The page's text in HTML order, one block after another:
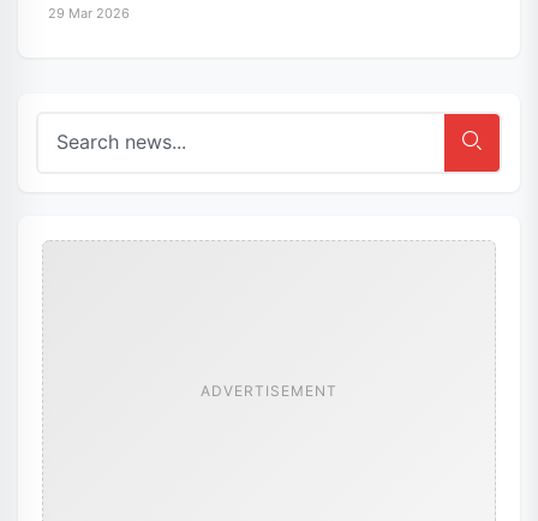
29 Mar 2026
ADVERTISEMENT